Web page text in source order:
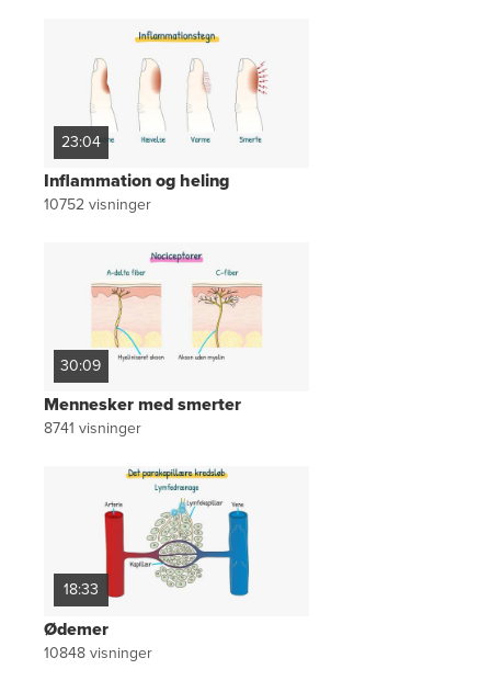
23:04
Inflammation og heling
10752visninger
30:09
Mennesker med smerter
8741 visninger
18:33
Ødemer
10848visninger